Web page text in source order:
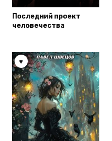
Последний проект
человечества